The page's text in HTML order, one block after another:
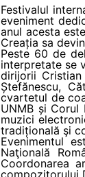
Festivalul
eveniment
anul acesta
Creația sa
Peste 60 de
interpretate se
dirijorii Cristian
Ștefănescu,
cvartetul de
UNMB și Corul
muzici
tradițională şi
Evenimentul
Naţională
Coordonarea